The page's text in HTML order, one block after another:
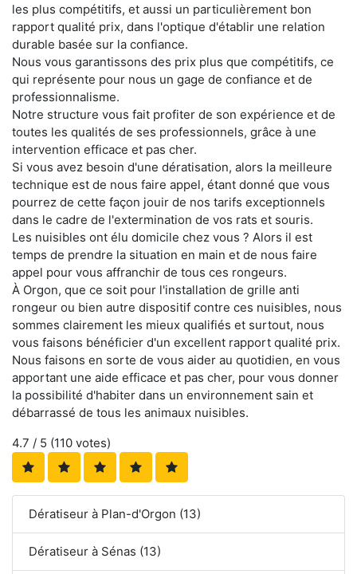
les plus compétitifs, et aussi un particulièrement bon
rapport qualité prix, dans l'optique d'établir une relation
durable basée sur la confiance.
Nous vous garantissons des prix plus que compétitifs, ce
qui représente pour nous un gage de confiance et de
professionnalisme.
Notre structure vous fait profiter de son expérience et de
toutes les qualités de ses professionnels, grâce à une
intervention efficace et pas cher.
Si vous avez besoin d'une dératisation, alors la meilleure
technique est de nous faire appel, étant donné que vous
pourrez de cette façon jouir de nos tarifs exceptionnels
dans le cadre de l'extermination de vos rats et souris.
Les nuisibles ont élu domicile chez vous ? Alors il est
temps de prendre la situation en main et de nous faire
appel pour vous affranchir de tous ces rongeurs.
À Orgon, que ce soit pour l'installation de grille anti
rongeur ou bien autre dispositif contre ces nuisibles, nous
sommes clairement les mieux qualifiés et surtout, nous
vous faisons bénéficier d'un excellent rapport qualité prix.
Nous faisons en sorte de vous aider au quotidien, en vous
apportant une aide efficace et pas cher, pour vous donner
la possibilité d'habiter dans un environnement sain et
débarrassé de tous les animaux nuisibles.
4.7 / 5 (110 votes)
Dératiseur à Plan-d'Orgon (13)
Dératiseur à Sénas (13)